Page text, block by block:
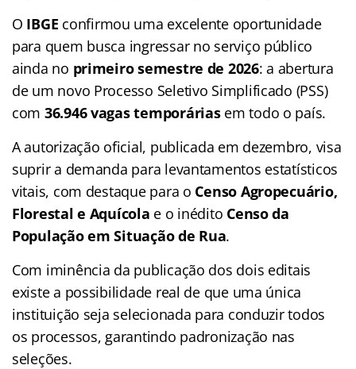
O IBGE confirmou uma excelente oportunidade
para quem busca ingressar no serviço público
ainda no primeiro semestre de 2026: a abertura
de um novo Processo Seletivo Simplificado (PSS)
com 36.946 vagas temporáriasem todo o país.
A autorização oficial, publicada em dezembro, visa
suprir a demanda para levantamentos estatísticos
vitais, com destaque para o Censo Agropecuário,
Florestal e Aquícola e o inédito Censo da
População em Situação de Rua.
Com iminência da publicação dos dois editais
existe a possibilidade real de que uma única
instituição seja selecionada para conduzir todos
os processos, garantindo padronização nas
seleções.